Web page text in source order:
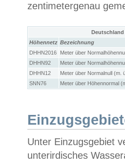
zentimetergenau
Höhennetz Bezeichnung
DHHN2016
Meter über
DHHN92
Meter über
DHHN12
Meter über Normalnull (m.
SNN76
Meter über Höhennormal
Unter Einzugsgebiet
unterirdisches